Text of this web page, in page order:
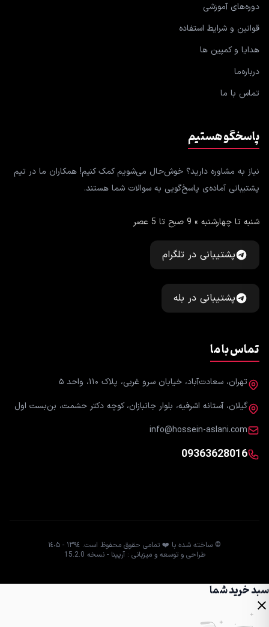
دوره‌های آموزشی
قوانین و شرایط استفاده
هدایا و کمپین ها
درباره‌ما
تماس با ما
پاسخگو هستیم
نیاز به مشاوره دارید؟ خوش‌حال می‌شویم کمک کنیم! همکاران ما در تیم
پشتیبانی آماده‌ی پاسخ‌گویی به سوالات شما هستند.
شنبه تا چهارشنبه » 9 صبح تا 5 عصر
پشتیبانی در تلگرام
پشتیبانی در بله
تماس با ما
تهران، سعادت‌آباد، خیابان سرو غربی، پلاک ۱۱۰، واحد ۵
گیلان، آستانه اشرفیه، بلوار جانبازان، کوچه دکتر حشمت، بن‌بست اول
info@hossein-aslani.com
09363628016
© ساخته شده با ❤️ تمامی حقوق محفوظ است. ١٣٩٤ - ١٤٠۵
طراحی و توسعه و میزبانی : آرپینا - نسخه 15.2.0
سبد خرید شما